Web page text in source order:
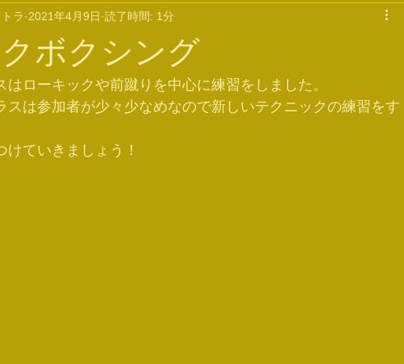
ボクシング
ラ 2021年4月9日 読了時間: 1分
ローキックや前蹴りを中心に練習をしました。
スは参加者が少々少なめなので新しいテクニックの練習をす
ていきましょう！